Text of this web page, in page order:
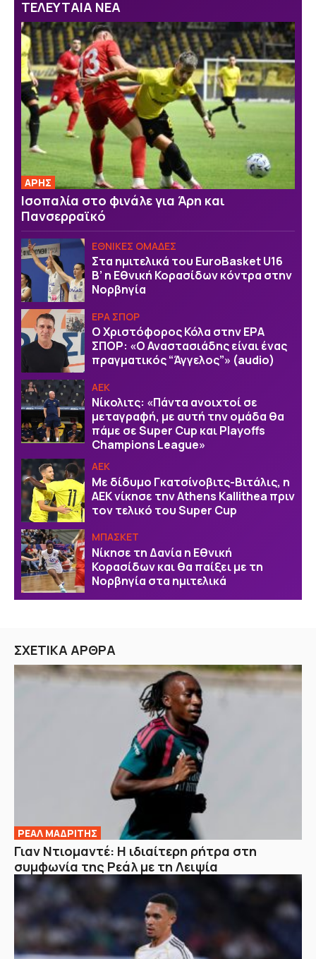
ΤΕΛΕΥΤΑΙΑ ΝΕΑ
ΑΡΗΣ
Ισοπαλία στο φινάλε για Άρη και
Πανσερραϊκό
EΘΝΙΚΕΣ OΜΑΔΕΣ
Στα ημιτελικά του EuroBasket U16
Β’ η Εθνική Κορασίδων κόντρα στην
Νορβηγία
ΕΡΑ ΣΠΟΡ
Ο Χριστόφορος Κόλα στην ΕΡΑ
ΣΠΟΡ: «Ο Αναστασιάδης είναι ένας
πραγματικός “Άγγελος”» (audio)
ΑΕΚ
Νίκολιτς: «Πάντα ανοιχτοί σε
μεταγραφή, με αυτή την ομάδα θα
πάμε σε Super Cup και Playoffs
Champions League»
ΑΕΚ
Με δίδυμο Γκατσίνοβιτς-Βιτάλις, η
ΑΕΚ νίκησε την Athens Kallithea πριν
τον τελικό του Super Cup
ΜΠΑΣΚΕΤ
Νίκησε τη Δανία η Εθνική
Κορασίδων και θα παίξει με τη
Νορβηγία στα ημιτελικά
ΣΧΕΤΙΚΑ ΑΡΘΡΑ
ΡΕΑΛ ΜΑΔΡΙΤΗΣ
Γιαν Ντιομαντέ: Η ιδιαίτερη ρήτρα στη
συμφωνία της Ρεάλ με τη Λειψία